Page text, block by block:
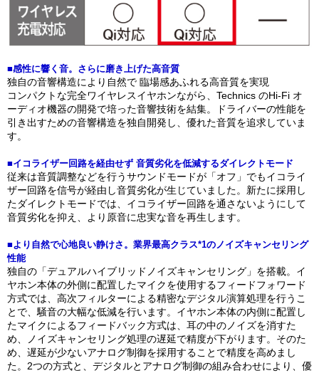
■感性に響く音。さらに磨き上げた高音質
独自の音響構造により自然で 臨場感あふれる高音質を実現
コンパクトな完全ワイヤレスイヤホンながら、Technics のHi-Fi オ
ーディオ機器の開発で培った音響技術を結集。ドライバーの性能を
引き出すための音響構造を独自開発し、優れた音質を追求していま
す。
■イコライザー回路を経由せず 音質劣化を低減するダイレクトモード
従来は音質調整などを行うサウンドモードが「オフ」でもイコライ
ザー回路を信号が経由し音質劣化が生じていました。新たに採用し
たダイレクトモードでは、イコライザー回路を通さないようにして
音質劣化を抑え、より原音に忠実な音を再生します。
■より自然で心地良い静けさ。業界最高クラス*1のノイズキャンセリング
性能
独自の「デュアルハイブリッドノイズキャンセリング」を搭載。イ
ヤホン本体の外側に配置したマイクを使用するフィードフォワード
方式では、高次フィルターによる精密なデジタル演算処理を行うこ
とで、騒音の大幅な低減を行います。イヤホン本体の内側に配置し
たマイクによるフィードバック方式は、耳の中のノイズを消すた
め、ノイズキャンセリング処理の遅延で精度が下がります。そのた
め、遅延が少ないアナログ制御を採用することで精度を高めまし
た。2つの方式と、デジタルとアナログ制御の組み合わせにより、優